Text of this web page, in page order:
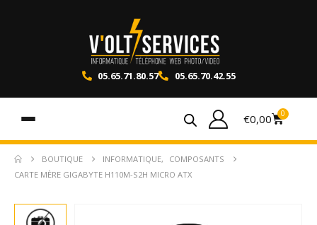
05.65.71.80.57 05.65.70.42.55
€0,00 0
BOUTIQUE INFORMATIQUE,
COMPOSANTS
CARTE MÈRE GIGABYTE H110M-S2H MICRO ATX